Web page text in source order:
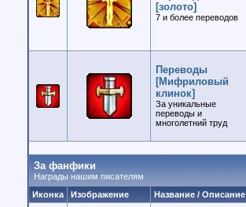
[золото]
7 и более переводов
Переводы
[Мифриловый
клинок]
За уникальные
переводы и
многолетний труд
За фанфики
Награды нашим писателям
Иконка
Изображение Название / Описание